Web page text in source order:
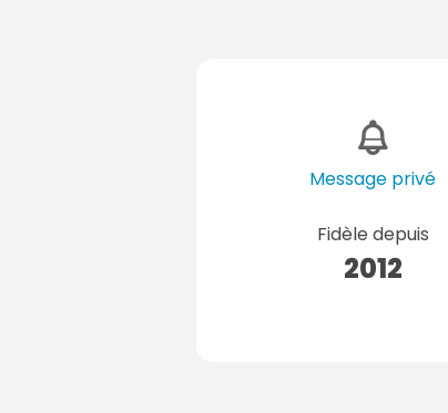
Message privé
Fidèle depuis
2012